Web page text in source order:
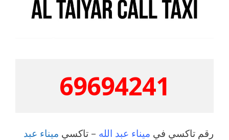
69694241
رقم تاكسي في ميناء عبد الله – تاكسي ميناء عبد